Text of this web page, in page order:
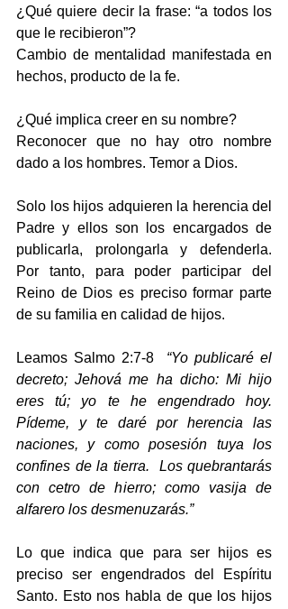
¿Qué quiere decir la frase: “a todos los
que le recibieron”?
Cambio de mentalidad manifestada en
hechos, producto de la fe.
¿Qué implica creer en su nombre?
Reconocer que no hay otro nombre
dado a los hombres. Temor a Dios.
Solo los hijos adquieren la herencia del
Padre y ellos son los encargados de
publicarla, prolongarla y defenderla.
Por tanto, para poder participar del
Reino de Dios es preciso formar parte
de su familia en calidad de hijos.
Leamos Salmo 2:7-8
“Yo publicaré el
decreto; Jehová me ha dicho: Mi hijo
eres tú; yo te he engendrado hoy.
Pídeme, y te daré por herencia las
naciones, y como posesión tuya los
confines de la tierra.  Los quebrantarás
con cetro de hierro; como vasija de
alfarero los desmenuzarás.”
Lo que indica que para ser hijos es
preciso ser engendrados del Espíritu
Santo. Esto nos habla de que los hijos